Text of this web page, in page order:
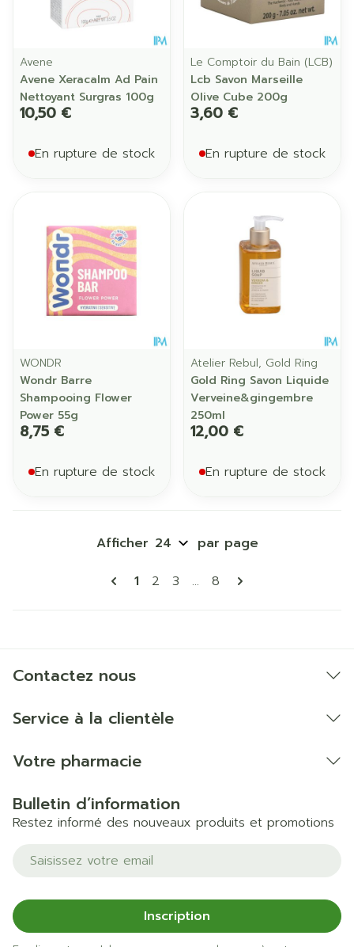
Avene
Avene Xeracalm Ad Pain
Nettoyant Surgras 100g
10,50 €
En rupture de stock
Le Comptoir du Bain (LCB)
Lcb Savon Marseille
Olive Cube 200g
3,60 €
En rupture de stock
WONDR
Wondr Barre
Shampooing Flower
Power 55g
8,75 €
En rupture de stock
Atelier Rebul, Gold Ring
Gold Ring Savon Liquide
Verveine&gingembre
250ml
12,00 €
En rupture de stock
Pages
Vous lisez actuellement la page
1 Page
2 Page
3 ... Page
8
Afficher par page
Contactez nous
Service à la clientèle
Votre pharmacie
Bulletin d’information
Restez informé des nouveaux produits et promotions
Adresse mail
Inscription